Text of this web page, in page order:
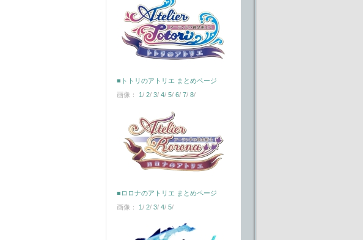
■トトリのアトリエ まとめページ
画像： 1/ 2/ 3/ 4/ 5/ 6/ 7/ 8/
■ロロナのアトリエ まとめページ
画像： 1 / 2/ 3/ 4/ 5/